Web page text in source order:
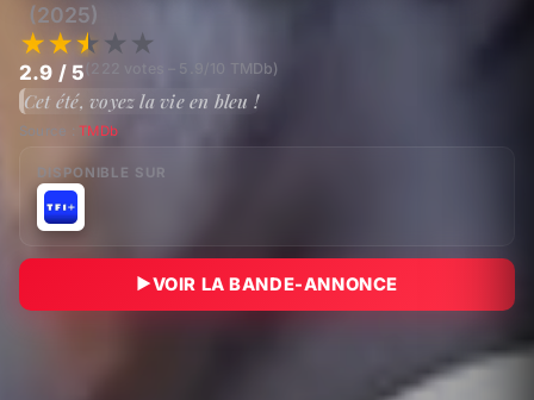
(2025)
★★★ ★ ★
2.9 / 5 (222 votes – 5.9/10 TMDb)
Cet été, voyez la vie en bleu !
Source :TMDb
DISPONIBLE SUR
VOIR LA BANDE-ANNONCE